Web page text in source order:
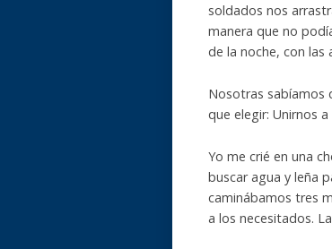
soldados nos
manera que no
de la noche, con
Nosotras sabíamos
que elegir: Unirnos
Yo me crié en una
buscar agua y leña
caminábamos tres
a los necesitados.